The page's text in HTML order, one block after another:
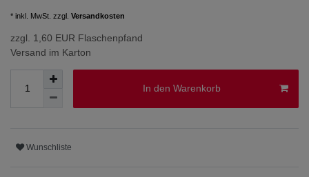
* inkl. MwSt. zzgl. Versandkosten
zzgl. 1,60 EUR Flaschenpfand
Versand im Karton
In den Warenkorb
Wunschliste